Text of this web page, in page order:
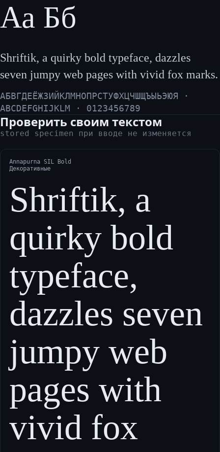
Аа Бб
Shriftik, a quirky bold typeface, dazzles
seven jumpy web pages with vivid fox marks.
АБВГДЕЁЖЗИЙКЛМНОПРСТУФХЦЧШЩЪЫЬЭЮЯ ·
ABCDEFGHIJKLM · 0123456789
Проверить своим текстом
stored specimen при вводе не изменяется
Annapurna SIL Bold
Декоративные
Shriftik, a
quirky bold
typeface,
dazzles seven
jumpy web
pages with
vivid fox